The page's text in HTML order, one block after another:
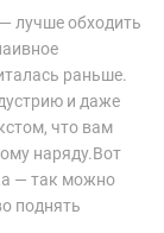
лучше обходить
раньше.
и даже
что вам
наряду.Вот
— так можно
поднять